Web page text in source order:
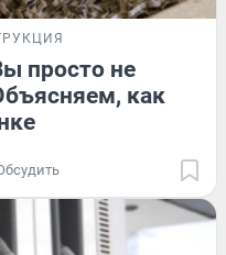
просто не
как